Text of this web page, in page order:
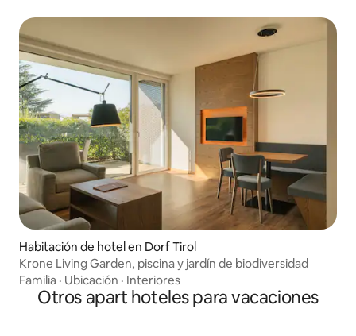
Habitación de hotel en Dorf Tirol
Krone Living Garden, piscina y jardín de biodiversidad
Familia · Ubicación · Interiores
Otros apart hoteles para vacaciones